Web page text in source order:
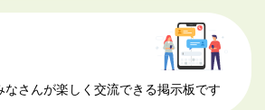
なさんが楽しく交流できる掲示板です